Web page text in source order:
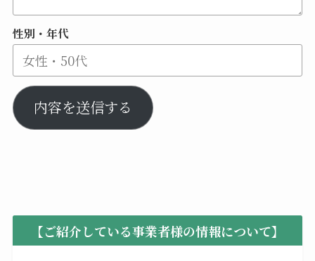
性別・年代
内容を送信する
【ご紹介している事業者様の情報について】